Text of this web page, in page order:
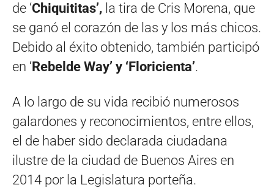
de ‘Chiquititas’, la tira de Cris Morena, que
se ganó el corazón de las y los más chicos.
Debido al éxito obtenido, también participó
en ‘Rebelde Way’ y ‘Floricienta’.
A lo largo de su vida recibió numerosos
galardones y reconocimientos, entre ellos,
el de haber sido declarada ciudadana
ilustre de la ciudad de Buenos Aires en
2014 por la Legislatura porteña.